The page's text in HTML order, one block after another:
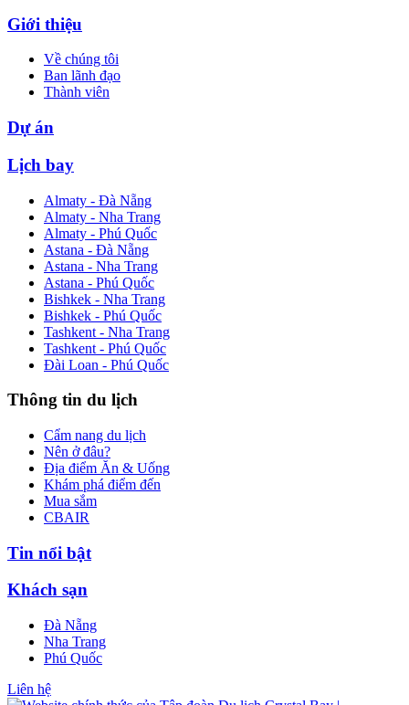
Giới thiệu
Về chúng tôi
Ban lãnh đạo
Thành viên
Dự án
Lịch bay
Almaty - Đà Nẵng
Almaty - Nha Trang
Almaty - Phú Quốc
Astana - Đà Nẵng
Astana - Nha Trang
Astana - Phú Quốc
Bishkek - Nha Trang
Bishkek - Phú Quốc
Tashkent - Nha Trang
Tashkent - Phú Quốc
Đài Loan - Phú Quốc
Thông tin du lịch
Cẩm nang du lịch
Nên ở đâu?
Địa điểm Ăn & Uống
Khám phá điểm đến
Mua sắm
CBAIR
Tin nổi bật
Khách sạn
Đà Nẵng
Nha Trang
Phú Quốc
Liên hệ